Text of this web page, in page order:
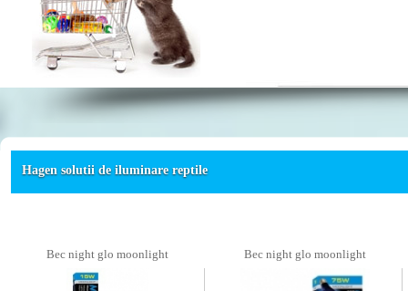
Hagen solutii de iluminare reptile
Bec night glo moonlight Bec night glo moonlight